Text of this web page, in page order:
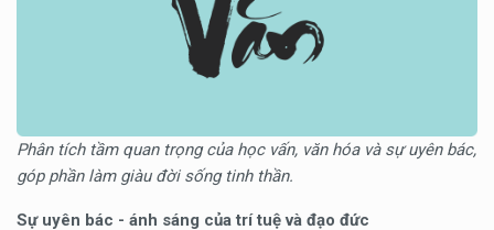
Phân tích tầm quan trọng của học vấn, văn hóa và sự uyên bác,
góp phần làm giàu đời sống tinh thần.
Sự uyên bác - ánh sáng của trí tuệ và đạo đức